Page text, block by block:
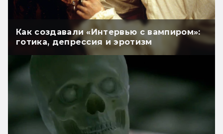
Как создавали «Интервью с вампиром»:
готика, депрессия и эротизм